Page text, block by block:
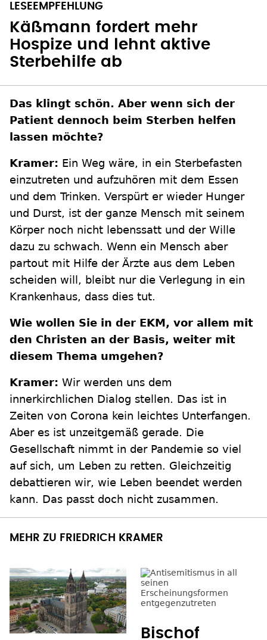
Käßmann fordert mehr
Hospize und lehnt aktive
Sterbehilfe ab
Das klingt schön. Aber wenn sich der
Patient dennoch beim Sterben helfen
lassen möchte?
Kramer: Ein Weg wäre, in ein Sterbefasten
einzutreten und aufzuhören mit dem Essen
und dem Trinken. Verspürt er wieder Hunger
und Durst, ist der ganze Mensch mit seinem
Körper noch nicht lebenssatt und der Wille
dazu zu schwach. Wenn ein Mensch aber
partout mit Hilfe der Ärzte aus dem Leben
scheiden will, bleibt nur die Verlegung in ein
Krankenhaus, dass dies tut.
Wie wollen Sie in der EKM, vor allem mit
den Christen an der Basis, weiter mit
diesem Thema umgehen?
Kramer: Wir werden uns dem
innerkirchlichen Dialog stellen. Das ist in
Zeiten von Corona kein leichtes Unterfangen.
Aber es ist unzeitgemäß gerade. Die
Gesellschaft nimmt in der Pandemie so viel
auf sich, um Leben zu retten. Gleichzeitig
debattieren wir, wie Leben beendet werden
kann. Das passt doch nicht zusammen.
MEHR ZU FRIEDRICH KRAMER
Bischof